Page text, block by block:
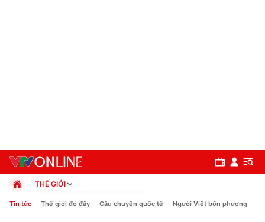
THẾ GIỚI
Chính trị
Tin tức Thế giới đó đây Câu chuyện quốc tế Người Việt bốn phương